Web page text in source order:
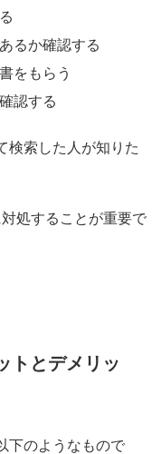
るか確認する
をもらう
認する
検索した人が知りた
処することが重要で
トとデメリッ
下のようなもので